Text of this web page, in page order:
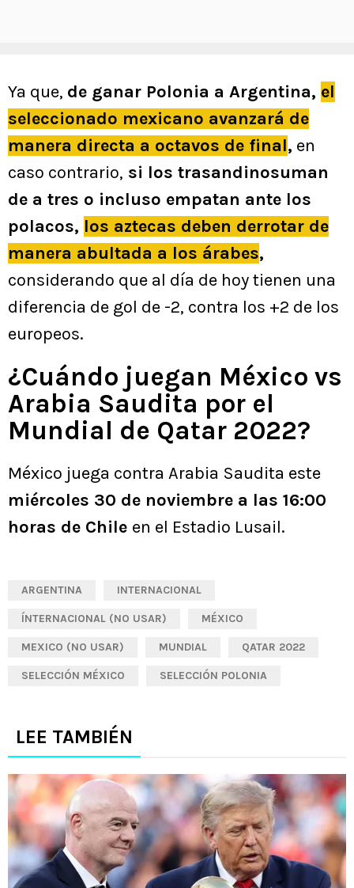
Ya que, de ganar Polonia a Argentina, el
seleccionado mexicano avanzará de
manera directa a octavos de final, en
caso contrario, si los trasandinosuman
de a tres o incluso empatan ante los
polacos, los aztecas deben derrotar de
manera abultada a los árabes,
considerando que al día de hoy tienen una
diferencia de gol de -2, contra los +2 de los
europeos.
¿Cuándo juegan México vs
Arabia Saudita por el
Mundial de Qatar 2022?
México juega contra Arabia Saudita este
miércoles 30 de noviembre a las 16:00
horas de Chile en el Estadio Lusail.
ARGENTINA INTERNACIONAL
ÍNTERNACIONAL (NO USAR) MÉXICO
MEXICO (NO USAR) MUNDIAL QATAR 2022
SELECCIÓN MÉXICO SELECCIÓN POLONIA
LEE TAMBIÉN